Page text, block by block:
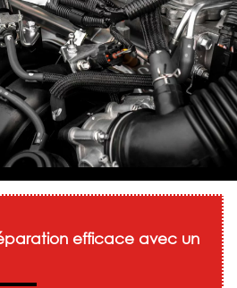
efficace avec un